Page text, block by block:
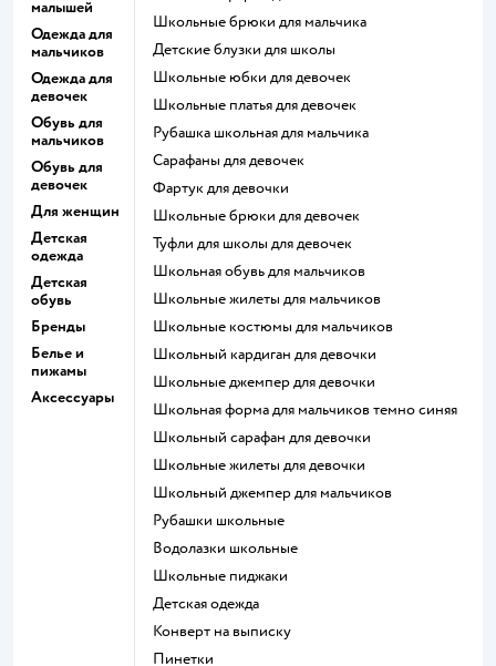
малышей
Одежда для
мальчиков
Одежда для
девочек
Обувь для
мальчиков
Обувь для
девочек
Для женщин
Детская
одежда
Детская
обувь
Бренды
Белье и
пижамы
Аксессуары
Школьные брюки для мальчика
Детские блузки для школы
Школьные юбки для девочек
Школьные платья для девочек
Рубашка школьная для мальчика
Сарафаны для девочек
Фартук для девочки
Школьные брюки для девочек
Туфли для школы для девочек
Школьная обувь для мальчиков
Школьные жилеты для мальчиков
Школьные костюмы для мальчиков
Школьный кардиган для девочки
Школьные джемпер для девочки
Школьная форма для мальчиков темно синяя
Школьный сарафан для девочки
Школьные жилеты для девочки
Школьный джемпер для мальчиков
Рубашки школьные
Водолазки школьные
Школьные пиджаки
Детская одежда
Конверт на выписку
Пинетки